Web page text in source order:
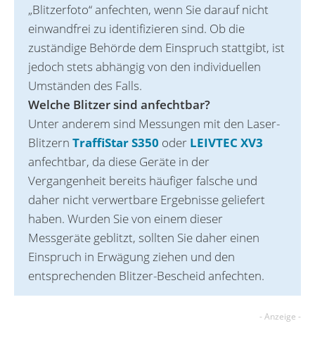
„Blitze‌rfoto“ anfechten, wenn Sie darauf nicht
einwandfrei zu identifizieren sind. Ob die
zuständige Behörde dem Einspruch stattgibt, ist
jedoch stets abhängig von den individuellen
Umständen des Falls.
Welche Blitzer sind anfechtbar?
Unter anderem sind Messungen mit den La‌ser-
Blitzern TraffiStar S350 oder LEIVTEC XV3
anfechtbar, da diese Geräte in der
Vergangenheit bereits häufiger falsche und
daher nicht verwertbare Ergebnisse geliefert
haben. Wurden Sie von einem dieser
Messgeräte gebli‌tzt, sollten Sie daher einen
Einspruch in Erwägung ziehen und den
entsprechenden Blitzer-Bescheid anfechten.